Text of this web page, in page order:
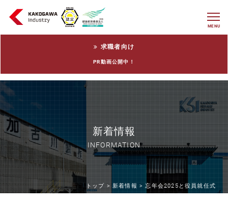
MENU
求職者向け
PR動画公開中！
新着情報
INFORMATION
トップ > 新着情報 >忘年会2025と役員就任式